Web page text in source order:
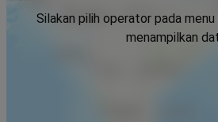
Silakan pilih operator pada
menampilkan